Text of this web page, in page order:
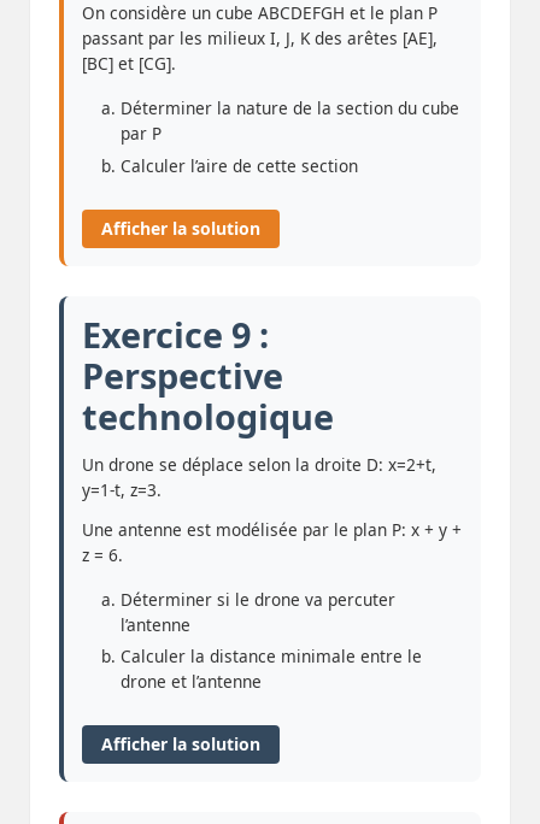
On considère un cube ABCDEFGH et le plan P
passant par les milieux I, J, K des arêtes [AE],
[BC] et [CG].
Déterminer la nature de la section du cube
par P
Calculer l’aire de cette section
Afficher la solution
Exercice 9 :
Perspective
technologique
Un drone se déplace selon la droite D: x=2+t,
y=1-t, z=3.
Une antenne est modélisée par le plan P: x + y +
z = 6.
Déterminer si le drone va percuter
l’antenne
Calculer la distance minimale entre le
drone et l’antenne
Afficher la solution